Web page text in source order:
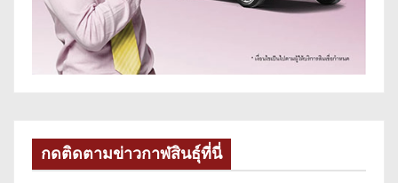
กดติดตามข่าวกาฬสินธุ์ที่นี่